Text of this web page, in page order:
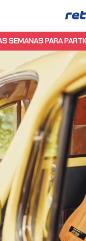
PARTICIPAR